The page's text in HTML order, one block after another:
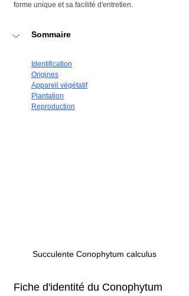
forme unique et sa facilité d'entretien.
Sommaire
Identification
Origines
Appareil végétatif
Plantation
Reproduction
Succulente Conophytum calculus
Fiche d'identité du Conophytum